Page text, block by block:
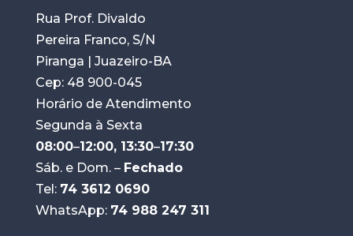
Rua Prof. Divaldo
Pereira Franco, S/N
Piranga | Juazeiro-BA
Cep: 48 900-045
Horário de Atendimento
Segunda à Sexta
08:00–12:00, 13:30–17:30
Sáb. e Dom. – Fechado
Tel: 74 3612 0690
WhatsApp: 74 988 247 311